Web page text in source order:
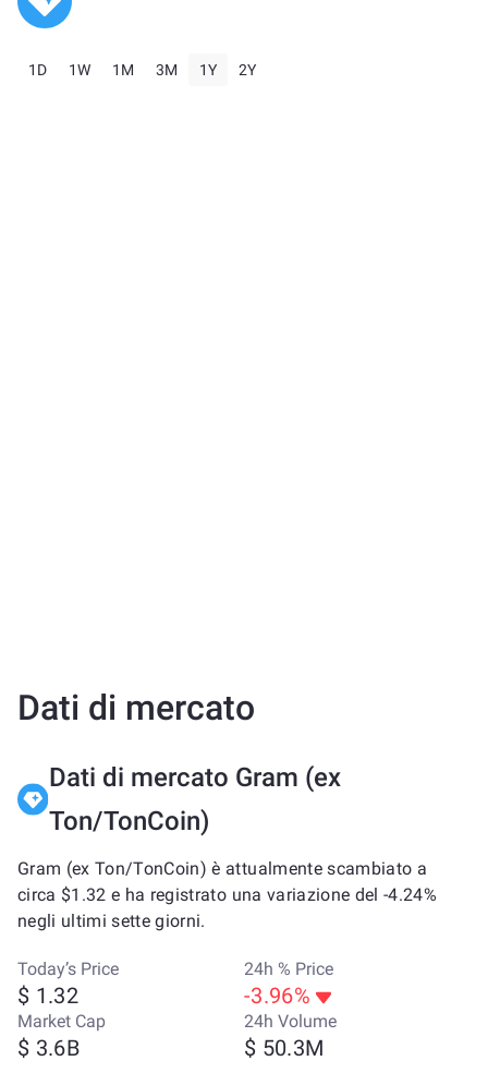
1D 1W 1M 3M 1Y 2Y
Dati di mercato
Dati di mercato Gram (ex
Ton/TonCoin)
Gram (ex Ton/TonCoin) è attualmente scambiato a
circa $1.32 e ha registrato una variazione del -4.24%
negli ultimi sette giorni.
Today’s Price
$ 1.32
24h % Price
-3.96%
Market Cap
$ 3.6B
24h Volume
$ 50.3M